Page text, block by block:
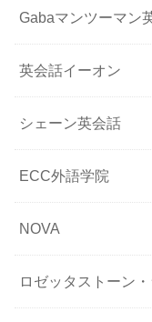
Gabaマンツーマン
英会話イーオン
シェーン英会話
ECC外語学院
NOVA
ロゼッタストーン